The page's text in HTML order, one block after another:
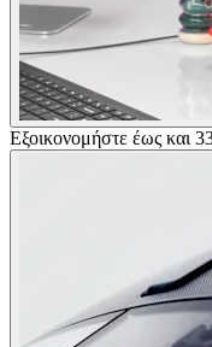
Εξοικονομήστε έως και